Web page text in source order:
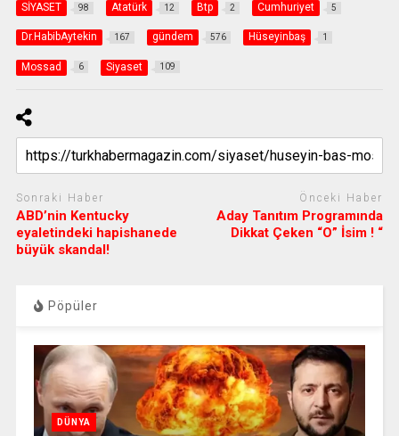
SİYASET 98 Atatürk 12 Btp 2 Cumhuriyet 5
Dr.HabibAytekin 167 gündem 576 Hüseyinbaş 1
Mossad 6 Siyaset 109
Sonraki Haber
ABD’nin Kentucky
eyaletindeki hapishanede
büyük skandal!
Önceki Haber
Aday Tanıtım Programında
Dikkat Çeken “O” İsim ! “
Pöpüler
DÜNYA